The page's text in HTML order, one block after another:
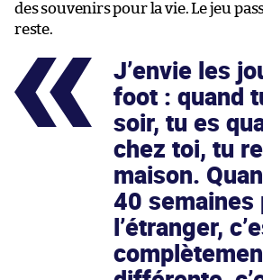
des souvenirs pour la vie. Le jeu
reste.
J’envie les
foot : quand
soir, tu es
chez toi, tu
maison.
40 semaines
l’étranger,